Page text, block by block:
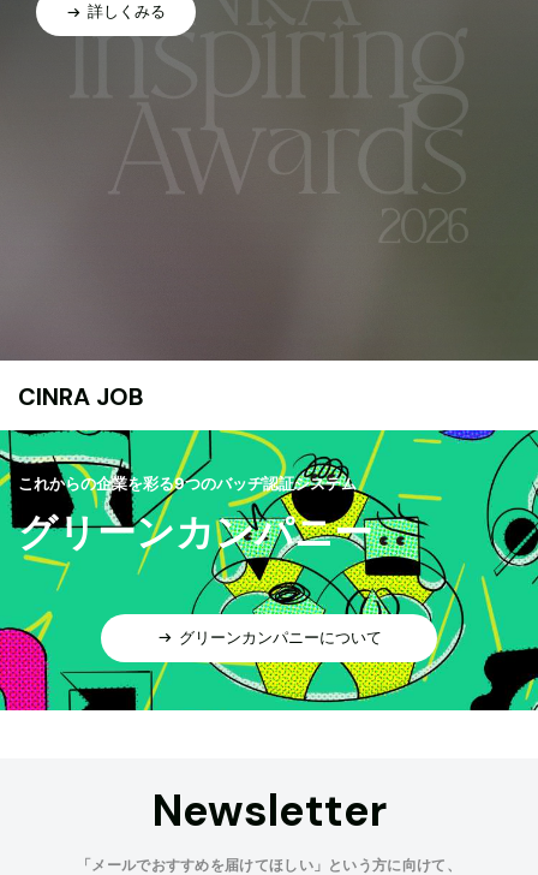
詳しくみる
CINRA JOB
これからの企業を彩る9つのバッヂ認証システム
グリーンカンパニー
グリーンカンパニーについて
Newsletter
「メールでおすすめを届けてほしい」という方に向けて、